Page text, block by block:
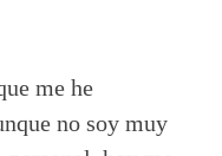
me he
no soy muy